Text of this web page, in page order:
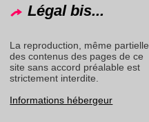
Légal bis...
La reproduction, même partielle,
des contenus des pages de ce
site sans accord préalable est
strictement interdite.
Informations hébergeur